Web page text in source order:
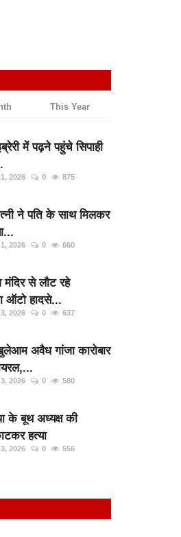
This Year
में पढ़ने पहुंचे सिपाही
2026 0 875
ने पति के साथ मिलकर
2026 0 660
मंदिर से लौट रहे
ऑटो हादसे...
2026 0 637
अवैध गांजा कारोबार
2026 0 580
के बूथ अध्यक्ष की
हत्या
2026 0 556